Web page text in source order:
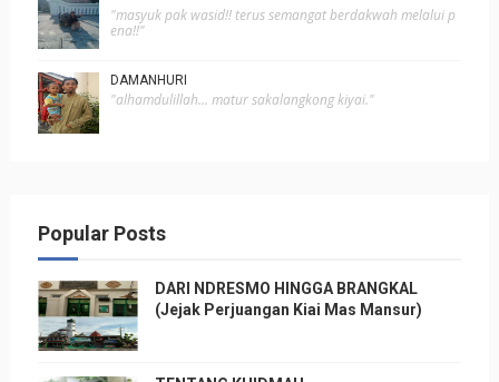
"masyuk pak wasid!! terus semangat berdakwah melalui p
ena!!"
DAMANHURI
"alhamdulillah... matur sakalangkong kiyai."
Popular Posts
DARI NDRESMO HINGGA BRANGKAL
(Jejak Perjuangan Kiai Mas Mansur)